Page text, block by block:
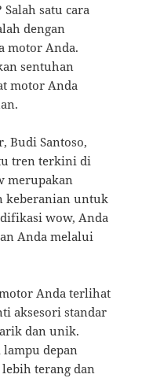
satu cara
dengan
motor Anda.
sentuhan
motor Anda
Budi Santoso,
tren terkini di
merupakan
keberanian untuk
wow, Anda
Anda melalui
Anda terlihat
aksesori standar
dan unik.
lampu depan
lebih terang dan